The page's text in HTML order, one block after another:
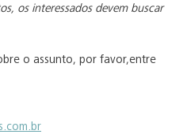
os interessados devem buscar
o assunto, por favor,entre